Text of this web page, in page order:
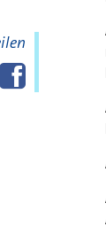
Diese
teilen